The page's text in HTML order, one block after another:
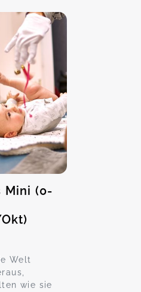
Mini (0-
Welt
wie sie